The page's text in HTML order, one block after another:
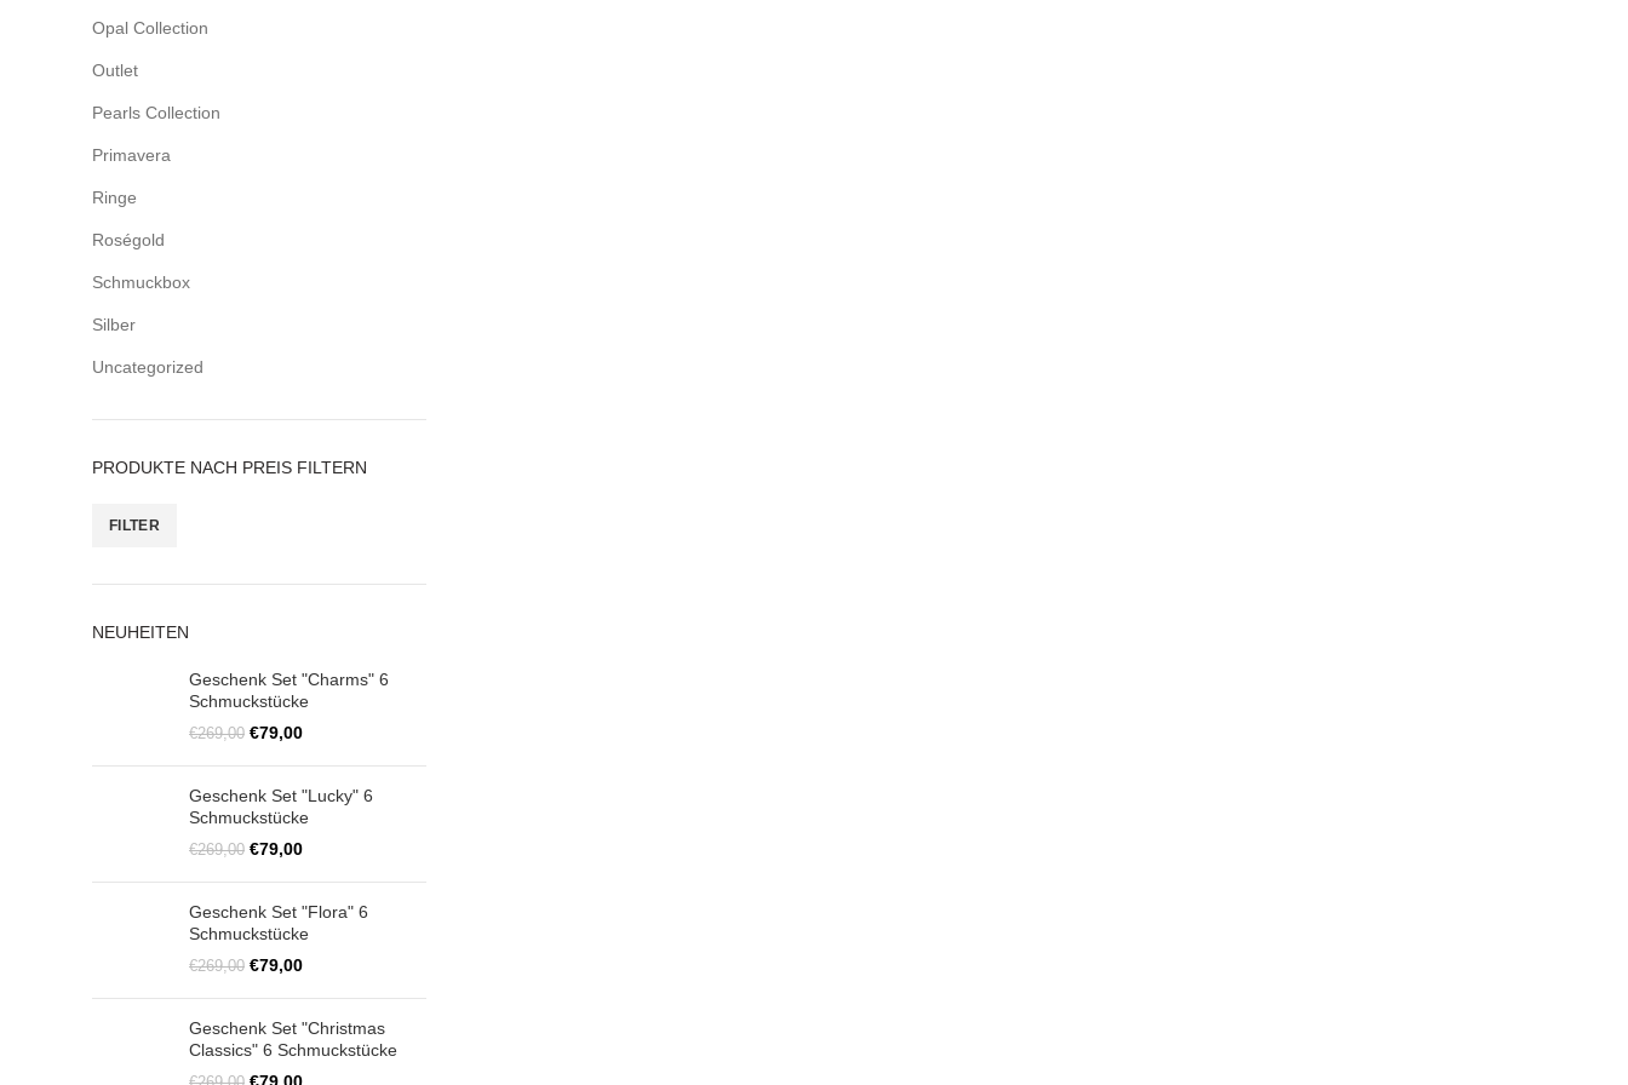
Opal Collection
Outlet
Pearls Collection
Primavera
Ringe
Roségold
Schmuckbox
Silber
Uncategorized
PRODUKTE NACH PREIS FILTERN
FILTER
NEUHEITEN
Geschenk Set "Charms" 6
Schmuckstücke
€269,00 Ursprünglicher
€269,00
€79,00Aktueller
€79,00.
Geschenk Set "Lucky" 6
Schmuckstücke
€269,00 Ursprünglicher
€269,00
€79,00Aktueller
€79,00.
Geschenk Set "Flora" 6
Schmuckstücke
€269,00 Ursprünglicher
€269,00
€79,00Aktueller
€79,00.
Geschenk Set "Christmas
Classics" 6 Schmuckstücke
Ursprünglicher
Aktueller